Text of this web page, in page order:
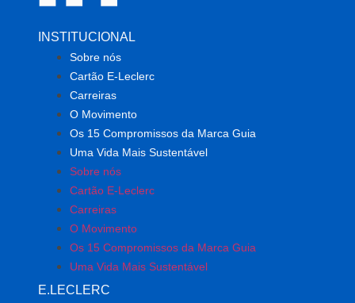
INSTITUCIONAL
Sobre nós
Cartão E-Leclerc
Carreiras
O Movimento
Os 15 Compromissos da Marca Guia
Uma Vida Mais Sustentável
Sobre nós
Cartão E-Leclerc
Carreiras
O Movimento
Os 15 Compromissos da Marca Guia
Uma Vida Mais Sustentável
E.LECLERC